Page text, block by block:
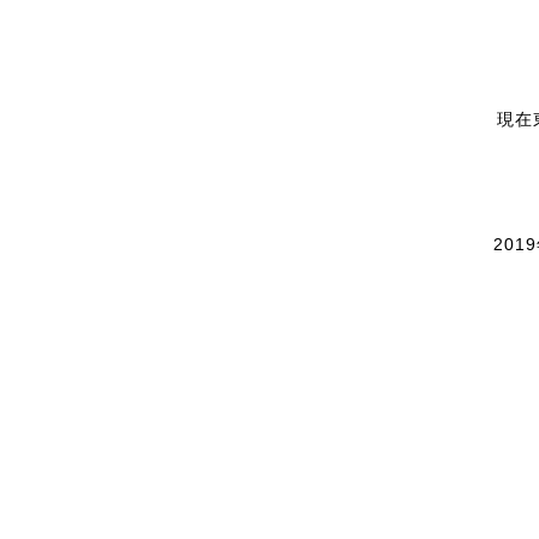
現在
2019